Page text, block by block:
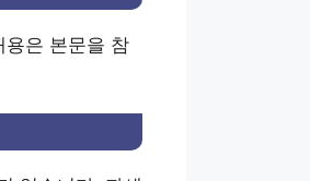
용은 본문을 참